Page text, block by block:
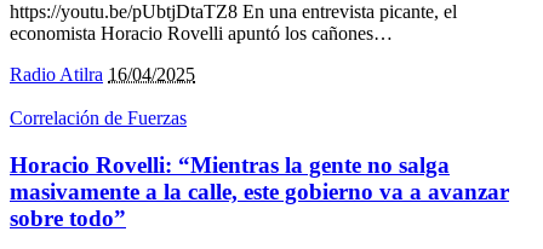
https://youtu.be/pUbtjDtaTZ8 En una entrevista picante, el
economista Horacio Rovelli apuntó los cañones…
Radio Atilra 16/04/2025
Correlación de Fuerzas
Horacio Rovelli: “Mientras la gente no salga
masivamente a la calle, este gobierno va a avanzar
sobre todo”